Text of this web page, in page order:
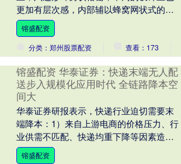
更加有层次感，内部辅以蜂窝网状式的设
计，更加的有质感。两侧的大灯在设计上
采用的是倒u型....
镕盛配资
分类：郑州股票配资
查看：173
镕盛配资 华泰证券：快递末端无人配
送步入规模化应用时代 全链路降本空
间大
华泰证券研报表示，快递行业迫切需要末
端降本：1）来自上游电商的价格压力、行
业供需不匹配、快递均重下降等因素造成
常态化价格战，单票快递价格持续下降，
镕盛配资